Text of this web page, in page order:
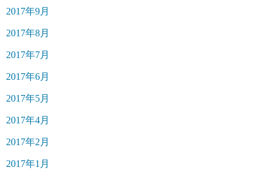
2017年9月
2017年8月
2017年7月
2017年6月
2017年5月
2017年4月
2017年2月
2017年1月